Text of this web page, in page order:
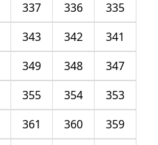
335
336
337
341
342
343
347
348
349
353
354
355
359
360
361